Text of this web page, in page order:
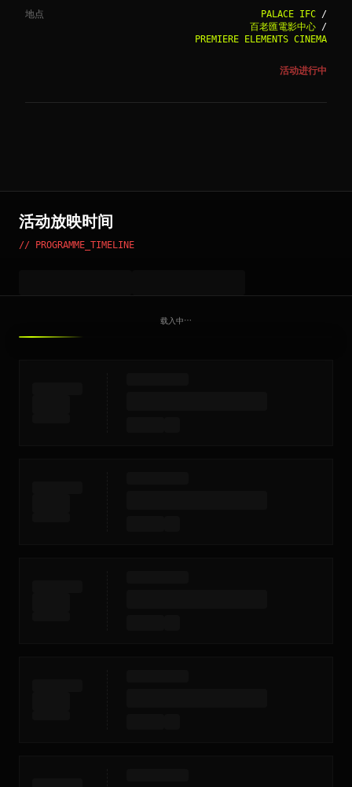
地点 PALACE IFC /
百老匯電影中心 /
PREMIERE ELEMENTS CINEMA
活动进行中
活动放映时间
// PROGRAMME_TIMELINE
载入中⋯